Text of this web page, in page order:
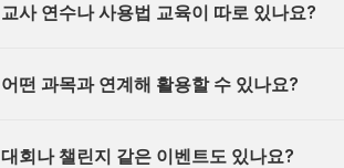
교사 연수나 사용법 교육이 따로 있나요?
어떤 과목과 연계해 활용할 수 있나요?
대회나 챌린지 같은 이벤트도 있나요?